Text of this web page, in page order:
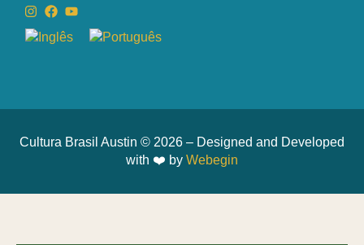
Cultura Brasil Austin © 2026 – Designed and Developed
with ❤️ by Webegin